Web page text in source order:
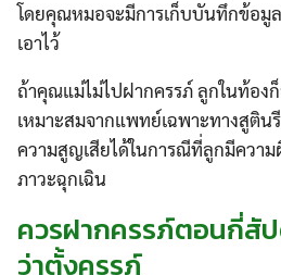
โดยคุณหมอจะมีการเก็บบันทึกข้อมู
เอาไว้
ถ้าคุณแม่ไม่ไปฝากครรภ์ ลูกในท้อง
เหมาะสมจากแพทย์เฉพาะทางสูติน
ความสูญเสียได้ในการณีที่ลูกมีควา
ภาวะฉุกเฉิน
ควรฝากครรภ์ตอนกี่สั
ว่าตั้งครรภ์